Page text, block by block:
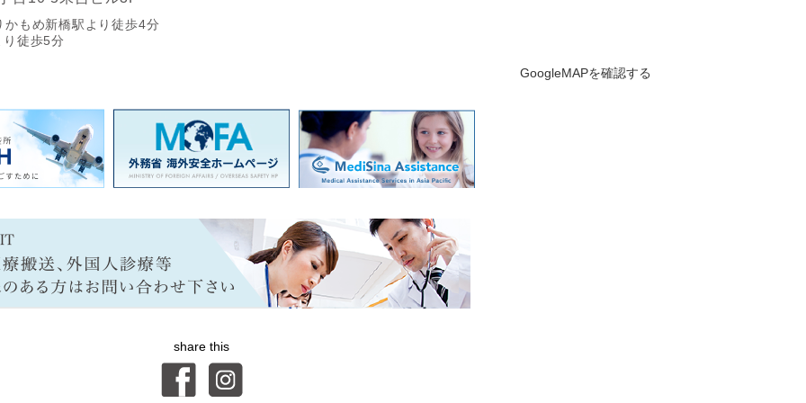
もめ新橋駅より徒歩4分
徒歩5分
GoogleMAPを確認する
share this